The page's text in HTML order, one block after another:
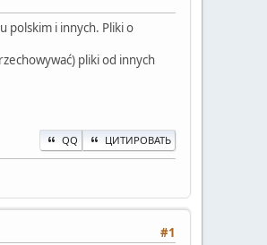
polskim i innych. Pliki o
pliki od innych
QQ ЦИТИРОВАТЬ
#1